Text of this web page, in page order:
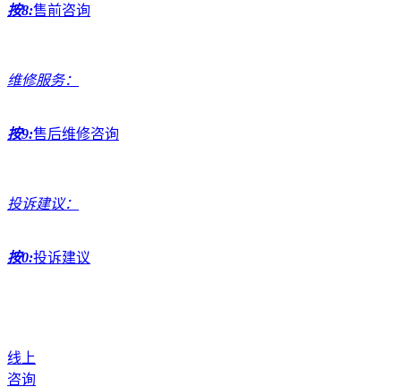
按8:售前咨询
维修服务：
按9:售后维修咨询
投诉建议：
按0:投诉建议
线上
咨询